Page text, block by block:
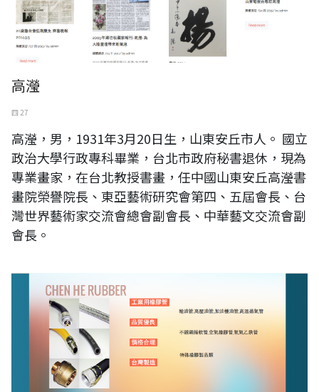
高瀅
四 27
高瀅，男，1931年3月20日生，山東安丘市人。 國立
政治大學行政專科畢業，台北市政府秘書退休，現為
專業畫家，在台北教授書畫，任中國山東安丘高瀅書
畫院榮譽院長、東亞藝術研究會第四、五屆會長、台
灣世界藝術家交流會總會副會長、中華藝文交流會副
會長。